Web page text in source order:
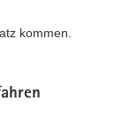
kommen.